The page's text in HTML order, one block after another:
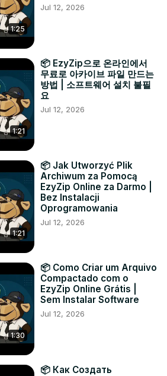
1:25
Jul 12, 2026
1:21
📦 EzyZip으로 온라인에서
무료로 아카이브 파일 만드는
방법 | 소프트웨어 설치 불필
요
Jul 12, 2026
1:21
📦 Jak Utworzyć Plik
Archiwum za Pomocą
EzyZip Online za Darmo |
Bez Instalacji
Oprogramowania
Jul 12, 2026
1:30
📦 Como Criar um Arquivo
Compactado com o
EzyZip Online Grátis |
Sem Instalar Software
Jul 12, 2026
📦 Как Создать